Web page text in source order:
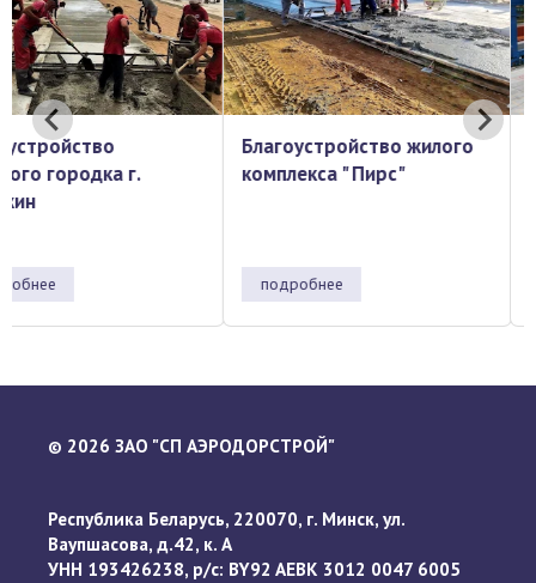
Благоустройство жилого
комплекса " Пирс"
Контейнерная
перевалочном парке
© 2026 ЗАО "СП АЭРОДОРСТРОЙ"
Республика Беларусь, 220070, г. Минск, ул.
Ваупшасова, д.42, к. А
УНН 193426238, р/с: BY92 AEBK 3012 0047 6005